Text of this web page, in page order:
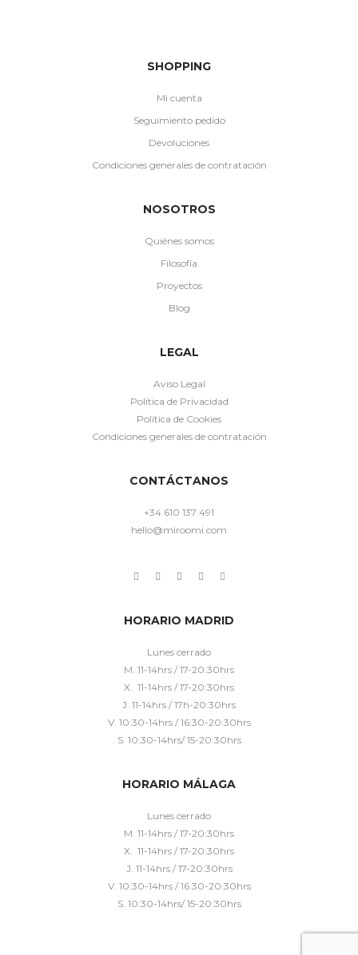
SHOPPING
Mi cuenta
Seguimiento pedido
Devoluciones
Condiciones generales de contratación
NOSOTROS
Quiénes somos
Filosofía
Proyectos
Blog
LEGAL
Aviso Legal
Política de Privacidad
Política de Cookies
Condiciones generales de contratación
CONTÁCTANOS
+34 610 137 491
hello@miroomi.com
HORARIO MADRID
Lunes cerrado
M. 11-14hrs / 17-20:30hrs
X. 11-14hrs / 17-20:30hrs
J. 11-14hrs / 17h-20:30hrs
V. 10:30-14hrs / 16:30-20:30hrs
S. 10:30-14hrs/ 15-20:30hrs
HORARIO MÁLAGA
Lunes cerrado
M. 11-14hrs / 17-20:30hrs
X. 11-14hrs / 17-20:30hrs
J. 11-14hrs / 17-20:30hrs
V. 10:30-14hrs / 16:30-20:30hrs
S. 10:30-14hrs/ 15-20:30hrs